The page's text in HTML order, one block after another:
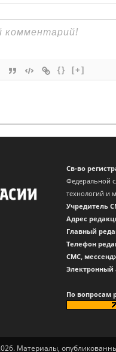
{} [+]
Св-во
Федеральной
технологий и
Учредитель
Адрес
Главный
Телефон
CМС,
Электронный
По вопросам
Материалы,